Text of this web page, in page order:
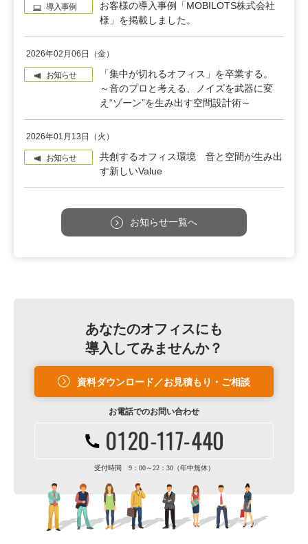
導入事例
お客様の導入事例「MOBILOTS株式会社
様」を掲載しました。
2026年02月06日（金）
お知らせ
「集中が切れるオフィス」を卒業する。
～音のプロと考える、ノイズを武器に変
え“ゾーン”を生み出す空間設計術～
2026年01月13日（火）
お知らせ
共創するオフィス環境 音と空間が生み出
す新しいValue
お知らせ一覧へ
あなたのオフィスにも
導入してみませんか？
資料ダウンロード／お見積もり・ご相談
お電話でのお問い合わせ
受付時間 9：00～22：30（年中無休）